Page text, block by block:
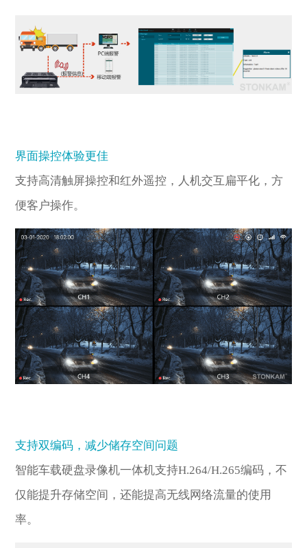
界面操控体验更佳
支持高清触屏操控和红外遥控，人机交互扁平化，方
便客户操作。
支持双编码，减少储存空间问题
智能车载硬盘录像机一体机支持H.264/H.265编码，不
仅能提升存储空间，还能提高无线网络流量的使用
率。